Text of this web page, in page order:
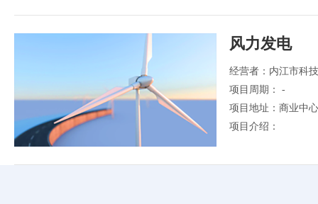
风力发电
经营者：内江市科
项目周期： -
项目地址：商业中
项目介绍：